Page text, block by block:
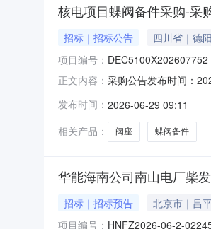
核电项目蝶阀备件采购-采
招标｜招标公告 四川省｜德
项目编号： DEC5100X202607752
正文内容： 采购公告发布时间：
0208:59:43报价方法访
发布时间： 2026-06-29 09:11
相关产品：
阀座 蝶阀备件
华能海南公司南山电厂柴
招标｜招标预告 北京市｜昌
项目编号： HNFZ2026-06-2-